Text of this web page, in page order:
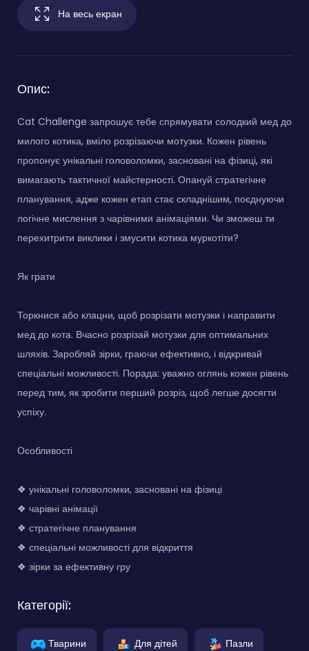
На весь екран
Опис:
Cat Challenge запрошує тебе спрямувати солодкий мед до
милого котика, вміло розрізаючи мотузки. Кожен рівень
пропонує унікальні головоломки, засновані на фізиці, які
вимагають тактичної майстерності. Опануй стратегічне
планування, адже кожен етап стає складнішим, поєднуючи
логічне мислення з чарівними анімаціями. Чи зможеш ти
перехитрити виклики і змусити котика муркотіти?
Як грати
Торкнися або клацни, щоб розрізати мотузки і направити
мед до кота. Вчасно розрізай мотузки для оптимальних
шляхів. Заробляй зірки, граючи ефективно, і відкривай
спеціальні можливості. Порада: уважно оглянь кожен рівень
перед тим, як зробити перший розріз, щоб легше досягти
успіху.
Особливості
❖ унікальні головоломки, засновані на фізиці
❖ чарівні анімації
❖ стратегічне планування
❖ спеціальні можливості для відкриття
❖ зірки за ефективну гру
Категорії:
Тварини Для дітей Пазли